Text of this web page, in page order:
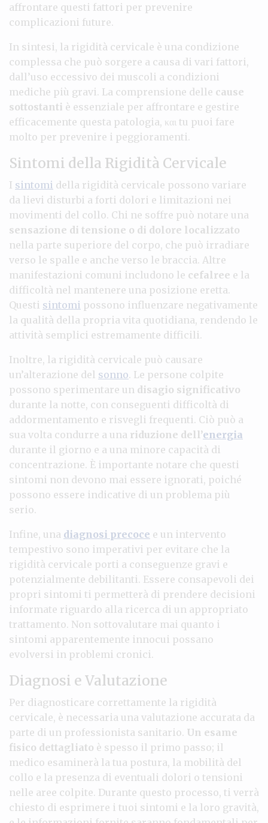
affrontare questi fattori per prevenire
complicazioni future.
In sintesi, la rigidità cervicale è una condizione
complessa che può sorgere a causa di vari fattori,
dall’uso eccessivo dei muscoli a condizioni
mediche più gravi. La comprensione delle cause
sottostanti è essenziale per affrontare e gestire
efficacemente questa patologia, και tu puoi fare
molto per prevenire i peggioramenti.
Sintomi della Rigidità Cervicale
I sintomi della rigidità cervicale possono variare
da lievi disturbi a forti dolori e limitazioni nei
movimenti del collo. Chi ne soffre può notare una
sensazione di tensione o di dolore localizzato
nella parte superiore del corpo, che può irradiare
verso le spalle e anche verso le braccia. Altre
manifestazioni comuni includono le cefalree e la
difficoltà nel mantenere una posizione eretta.
Questi sintomi possono influenzare negativamente
la qualità della propria vita quotidiana, rendendo le
attività semplici estremamente difficili.
Inoltre, la rigidità cervicale può causare
un’alterazione del sonno. Le persone colpite
possono sperimentare un disagio significativo
durante la notte, con conseguenti difficoltà di
addormentamento e risvegli frequenti. Ciò può a
sua volta condurre a una riduzione dell’energia
durante il giorno e a una minore capacità di
concentrazione. È importante notare che questi
sintomi non devono mai essere ignorati, poiché
possono essere indicative di un problema più
serio.
Infine, una diagnosi precoce e un intervento
tempestivo sono imperativi per evitare che la
rigidità cervicale porti a conseguenze gravi e
potenzialmente debilitanti. Essere consapevoli dei
propri sintomi ti permetterà di prendere decisioni
informate riguardo alla ricerca di un appropriato
trattamento. Non sottovalutare mai quanto i
sintomi apparentemente innocui possano
evolversi in problemi cronici.
Diagnosi e Valutazione
Per diagnosticare correttamente la rigidità
cervicale, è necessaria una valutazione accurata da
parte di un professionista sanitario. Un esame
fisico dettagliato è spesso il primo passo; il
medico esaminerà la tua postura, la mobilità del
collo e la presenza di eventuali dolori o tensioni
nelle aree colpite. Durante questo processo, ti verrà
chiesto di esprimere i tuoi sintomi e la loro gravità,